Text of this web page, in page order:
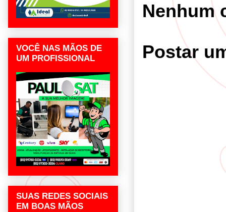
Nenhum
Postar
VOCÊ NAS MÃOS DE
UM PROFISSIONAL
SUAS REDES SOCIAIS
EM BOAS MÃOS